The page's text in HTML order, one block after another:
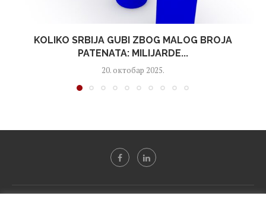
KOLIKO SRBIJA GUBI ZBOG MALOG BROJA
PATENATA: MILIJARDE...
20. октобар 2025.